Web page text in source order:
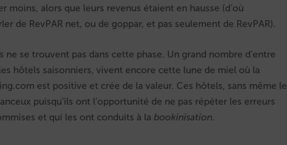
moins, alors que leurs revenus étaient en hausse (d’où
de RevPAR net, ou de goppar, et pas seulement de RevPAR).
ne se trouvent pas dans cette phase. Un grand nombre d’entre
hôtels saisonniers, vivent encore cette lune de miel où la
est positive et crée de la valeur. Ces hôtels, sans même le
puisqu’ils ont l’opportunité de ne pas répéter les erreurs
et qui les ont conduits à la bookinisation.